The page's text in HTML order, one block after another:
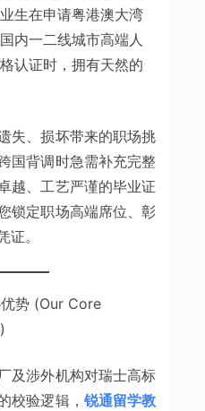
生在申请粤港澳大湾
内一二线城市高端人
认证时，拥有天然的
失、损坏带来的职场挑
国背调时急需补充完整
越、工艺严谨的毕业证
锁定职场高端席位、彰
。
势 (Our Core
及涉外机构对瑞士高标
校验逻辑， 锐通留学教